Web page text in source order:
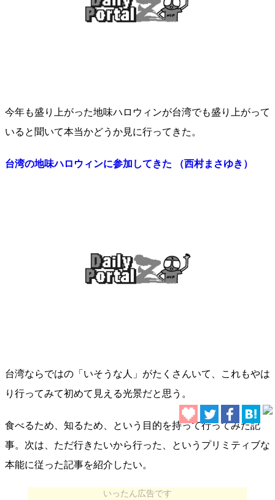
今年も盛り上がった地味ハロウィンが台湾でも盛り上がって
いると聞いて本当かどうか見に行ってきた。
台湾の地味ハロウィンに参加してきた （西村まさゆき）
台湾ならではの「いそうな人」がたくさんいて、これもやは
り行ってみて初めて見える光景だと思う。
食べるため、知るため、という目的を持って行ってみた記
事。次は、ただ行きたいから行った、というプリミティブな
本能に従った記事を紹介したい。
いったん広告です